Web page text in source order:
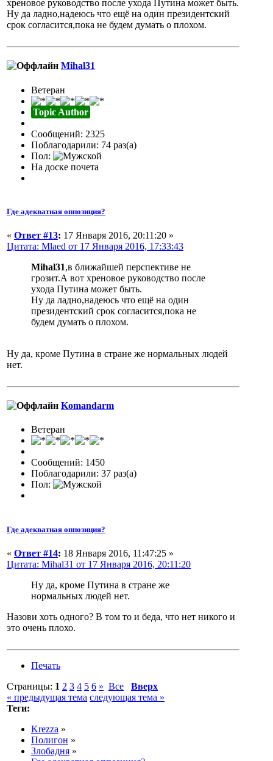
хреновое руководство после ухода Путина может быть.
Ну да ладно,надеюсь что ещё на один президентский
срок согласится,пока не будем думать о плохом.
Mihal31
Ветеран
Topic Author
Сообщений: 2325
Поблагодарили: 74 раз(а)
Пол:
На доске почета
Где адекватная оппозиция?
« Ответ #13: 17 Января 2016, 20:11:20 »
Цитата: Mlaed от 17 Января 2016, 17:33:43
Mihal31,в ближайшей перспективе не
грозит.А вот хреновое руководство после
ухода Путина может быть.
Ну да ладно,надеюсь что ещё на один
президентский срок согласится,пока не
будем думать о плохом.
Ну да, кроме Путина в стране же нормальных людей
нет.
Komandarm
Ветеран
Сообщений: 1450
Поблагодарили: 37 раз(а)
Пол:
Где адекватная оппозиция?
« Ответ #14: 18 Января 2016, 11:47:25 »
Цитата: Mihal31 от 17 Января 2016, 20:11:20
Ну да, кроме Путина в стране же
нормальных людей нет.
Назови хоть одного? В том то и беда, что нет никого и
это очень плохо.
Печать
Страницы: 1 2 3 4 5 6 » Все
Вверх
« предыдущая тема следующая тема »
Теги:
Krezza »
Полигон »
Злобадня »